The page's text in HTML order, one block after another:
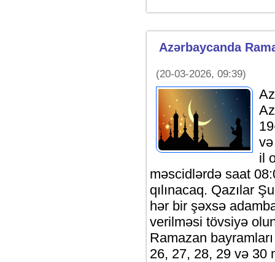
Azərbaycanda
(20-03-2026, 09:39)
il
məscidlərdə saat
qılınacaq. Qazılar
hər bir şəxsə
verilməsi tövsiyə
Ramazan
26, 27, 28, 29 və 30